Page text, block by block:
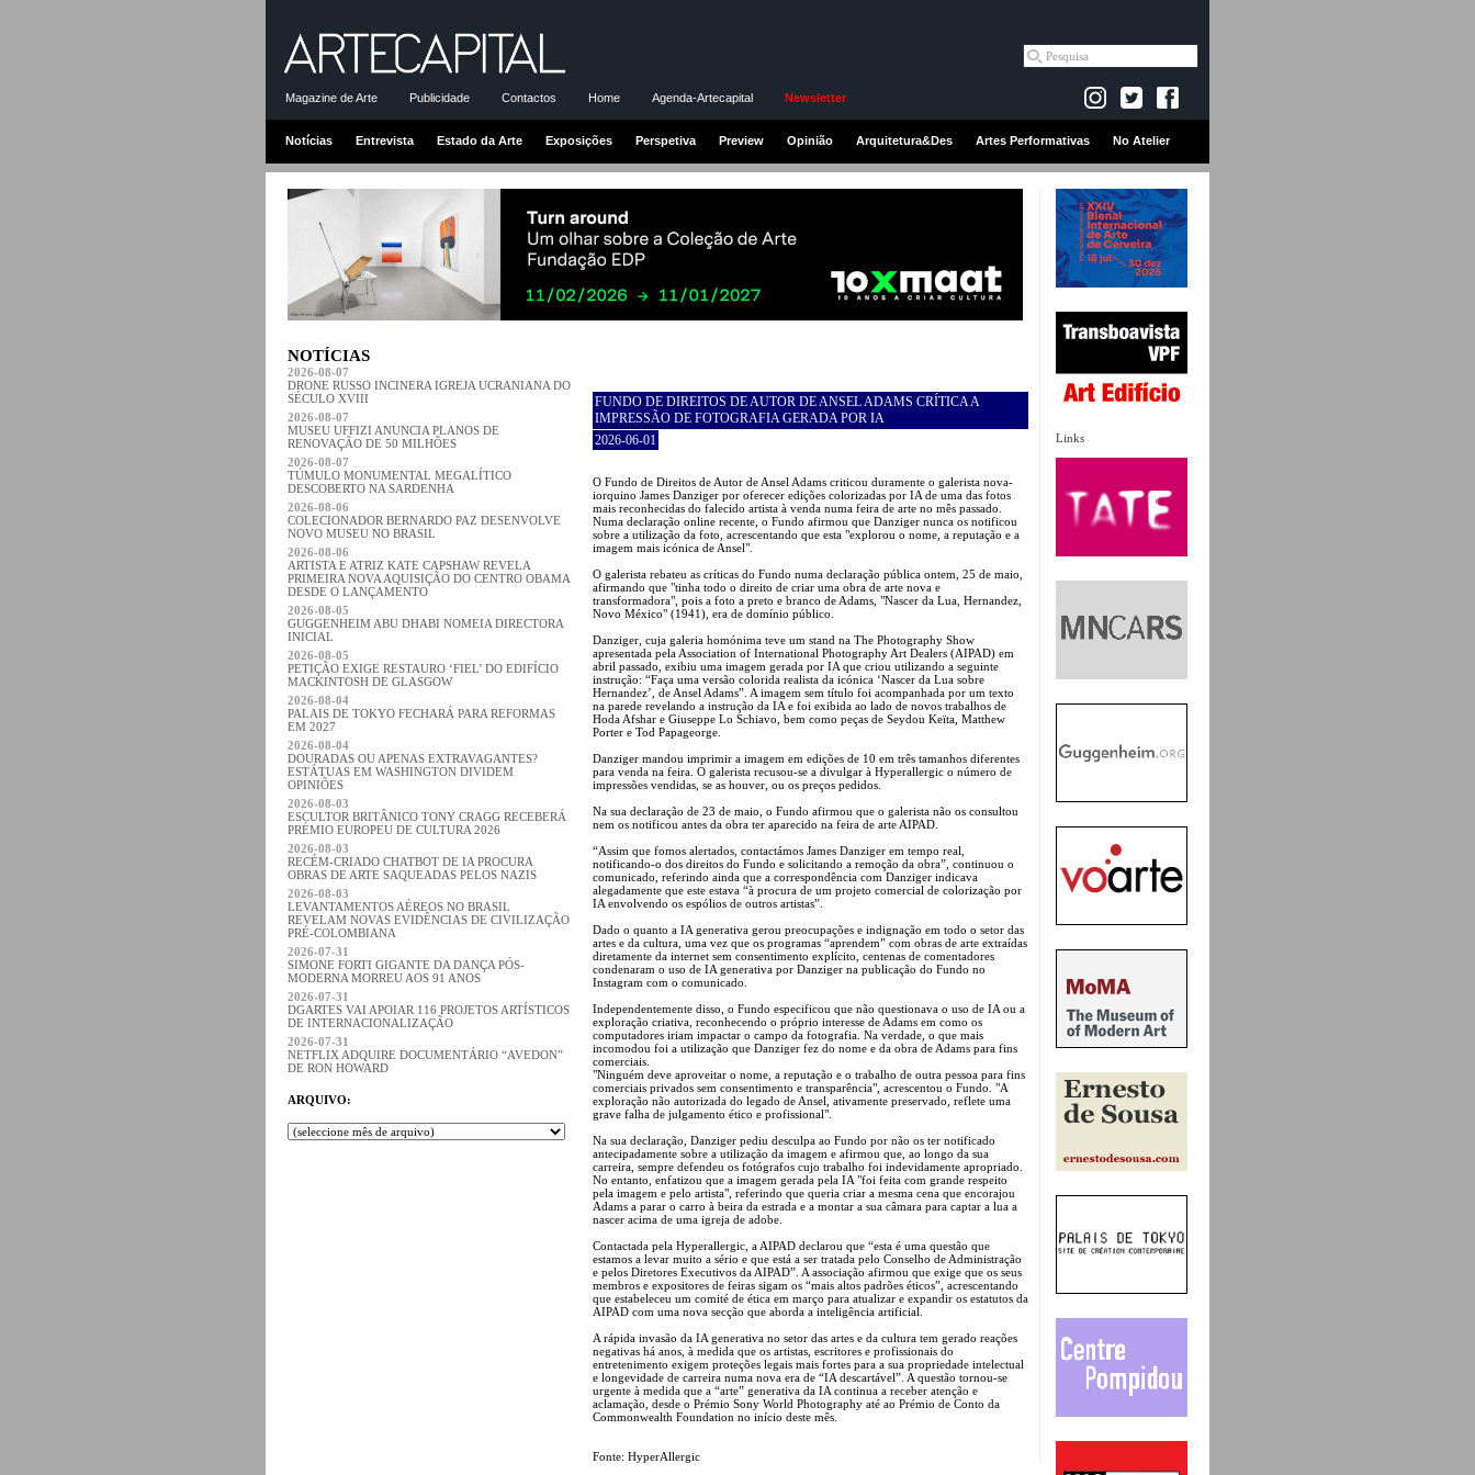
Magazine de Arte Publicidade Contactos Home Agenda-Artecapital Newsletter
Notícias Entrevista Estado da Arte Exposições Perspetiva Preview Opinião Arquitetura&Des Artes Performativas No Atelier
Links
NOTÍCIAS
2026-08-07
DRONE RUSSO INCINERA IGREJA UCRANIANA DO
SÉCULO XVIII
2026-08-07
MUSEU UFFIZI ANUNCIA PLANOS DE
RENOVAÇÃO DE 50 MILHÕES
2026-08-07
TÚMULO MONUMENTAL MEGALÍTICO
DESCOBERTO NA SARDENHA
2026-08-06
COLECIONADOR BERNARDO PAZ DESENVOLVE
NOVO MUSEU NO BRASIL
2026-08-06
ARTISTA E ATRIZ KATE CAPSHAW REVELA
PRIMEIRA NOVA AQUISIÇÃO DO CENTRO OBAMA
DESDE O LANÇAMENTO
2026-08-05
GUGGENHEIM ABU DHABI NOMEIA DIRECTORA
INICIAL
2026-08-05
PETIÇÃO EXIGE RESTAURO ‘FIEL’ DO EDIFÍCIO
MACKINTOSH DE GLASGOW
2026-08-04
PALAIS DE TOKYO FECHARÁ PARA REFORMAS
EM 2027
2026-08-04
DOURADAS OU APENAS EXTRAVAGANTES?
ESTÁTUAS EM WASHINGTON DIVIDEM
OPINIÕES
2026-08-03
ESCULTOR BRITÂNICO TONY CRAGG RECEBERÁ
PRÉMIO EUROPEU DE CULTURA 2026
2026-08-03
RECÉM-CRIADO CHATBOT DE IA PROCURA
OBRAS DE ARTE SAQUEADAS PELOS NAZIS
2026-08-03
LEVANTAMENTOS AÉREOS NO BRASIL
REVELAM NOVAS EVIDÊNCIAS DE CIVILIZAÇÃO
PRÉ-COLOMBIANA
2026-07-31
SIMONE FORTI GIGANTE DA DANÇA PÓS-
MODERNA MORREU AOS 91 ANOS
2026-07-31
DGARTES VAI APOIAR 116 PROJETOS ARTÍSTICOS
DE INTERNACIONALIZAÇÃO
2026-07-31
NETFLIX ADQUIRE DOCUMENTÁRIO “AVEDON”
DE RON HOWARD
ARQUIVO:
FUNDO DE DIREITOS DE AUTOR DE ANSEL ADAMS CRÍTICA A
IMPRESSÃO DE FOTOGRAFIA GERADA POR IA
2026-06-01
O Fundo de Direitos de Autor de Ansel Adams criticou duramente o galerista nova-
iorquino James Danziger por oferecer edições colorizadas por IA de uma das fotos
mais reconhecidas do falecido artista à venda numa feira de arte no mês passado.
Numa declaração online recente, o Fundo afirmou que Danziger nunca os notificou
sobre a utilização da foto, acrescentando que esta "explorou o nome, a reputação e a
imagem mais icónica de Ansel".
O galerista rebateu as críticas do Fundo numa declaração pública ontem, 25 de maio,
afirmando que "tinha todo o direito de criar uma obra de arte nova e
transformadora", pois a foto a preto e branco de Adams, "Nascer da Lua, Hernandez,
Novo México" (1941), era de domínio público.
Danziger, cuja galeria homónima teve um stand na The Photography Show
apresentada pela Association of International Photography Art Dealers (AIPAD) em
abril passado, exibiu uma imagem gerada por IA que criou utilizando a seguinte
instrução: “Faça uma versão colorida realista da icónica ‘Nascer da Lua sobre
Hernandez’, de Ansel Adams”. A imagem sem título foi acompanhada por um texto
na parede revelando a instrução da IA ​​e foi exibida ao lado de novos trabalhos de
Hoda Afshar e Giuseppe Lo Schiavo, bem como peças de Seydou Keïta, Matthew
Porter e Tod Papageorge.
Danziger mandou imprimir a imagem em edições de 10 em três tamanhos diferentes
para venda na feira. O galerista recusou-se a divulgar à Hyperallergic o número de
impressões vendidas, se as houver, ou os preços pedidos.
Na sua declaração de 23 de maio, o Fundo afirmou que o galerista não os consultou
nem os notificou antes da obra ter aparecido na feira de arte AIPAD.
“Assim que fomos alertados, contactámos James Danziger em tempo real,
notificando-o dos direitos do Fundo e solicitando a remoção da obra”, continuou o
comunicado, referindo ainda que a correspondência com Danziger indicava
alegadamente que este estava “à procura de um projeto comercial de colorização por
IA envolvendo os espólios de outros artistas”.
Dado o quanto a IA generativa gerou preocupações e indignação em todo o setor das
artes e da cultura, uma vez que os programas “aprendem” com obras de arte extraídas
diretamente da internet sem consentimento explícito, centenas de comentadores
condenaram o uso de IA generativa por Danziger na publicação do Fundo no
Instagram com o comunicado.
Independentemente disso, o Fundo especificou que não questionava o uso de IA ou a
exploração criativa, reconhecendo o próprio interesse de Adams em como os
computadores iriam impactar o campo da fotografia. Na verdade, o que mais
incomodou foi a utilização que Danziger fez do nome e da obra de Adams para fins
comerciais.
"Ninguém deve aproveitar o nome, a reputação e o trabalho de outra pessoa para fins
comerciais privados sem consentimento e transparência", acrescentou o Fundo. "A
exploração não autorizada do legado de Ansel, ativamente preservado, reflete uma
grave falha de julgamento ético e profissional".
Na sua declaração, Danziger pediu desculpa ao Fundo por não os ter notificado
antecipadamente sobre a utilização da imagem e afirmou que, ao longo da sua
carreira, sempre defendeu os fotógrafos cujo trabalho foi indevidamente apropriado.
No entanto, enfatizou que a imagem gerada pela IA "foi feita com grande respeito
pela imagem e pelo artista", referindo que queria criar a mesma cena que encorajou
Adams a parar o carro à beira da estrada e a montar a sua câmara para captar a lua a
nascer acima de uma igreja de adobe.
Contactada pela Hyperallergic, a AIPAD declarou que “esta é uma questão que
estamos a levar muito a sério e que está a ser tratada pelo Conselho de Administração
e pelos Diretores Executivos da AIPAD”. A associação afirmou que exige que os seus
membros e expositores de feiras sigam os “mais altos padrões éticos”, acrescentando
que estabeleceu um comité de ética em março para atualizar e expandir os estatutos da
AIPAD com uma nova secção que aborda a inteligência artificial.
A rápida invasão da IA ​​generativa no setor das artes e da cultura tem gerado reações
negativas há anos, à medida que os artistas, escritores e profissionais do
entretenimento exigem proteções legais mais fortes para a sua propriedade intelectual
e longevidade de carreira numa nova era de “IA descartável”. A questão tornou-se
urgente à medida que a “arte” generativa da IA ​​continua a receber atenção e
aclamação, desde o Prémio Sony World Photography até ao Prémio de Conto da
Commonwealth Foundation no início deste mês.
Fonte: HyperAllergic